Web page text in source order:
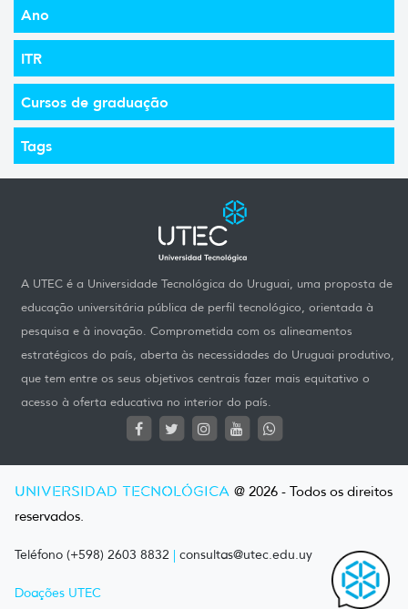
Ano
ITR
Cursos de graduação
Tags
A UTEC é a Universidade Tecnológica do Uruguai, uma proposta de
educação universitária pública de perfil tecnológico, orientada à
pesquisa e à inovação. Comprometida com os alineamentos
estratégicos do país, aberta às necessidades do Uruguai produtivo,
que tem entre os seus objetivos centrais fazer mais equitativo o
acesso à oferta educativa no interior do país.
UNIVERSIDAD TECNOLÓGICA @ 2026 - Todos os direitos
reservados.
Teléfono (+598) 2603 8832 | consultas@utec.edu.uy
Doações UTEC